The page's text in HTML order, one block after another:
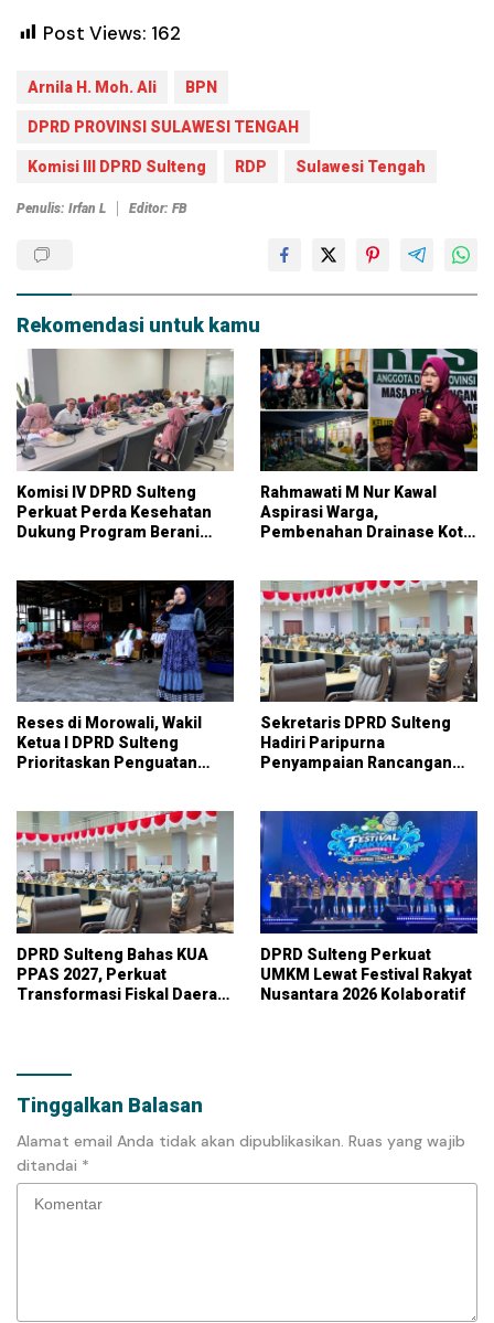
Post Views: 162
Arnila H. Moh. Ali BPN
DPRD PROVINSI SULAWESI TENGAH
Komisi III DPRD Sulteng RDP Sulawesi Tengah
Penulis: Irfan L Editor: FB
Rekomendasi untuk kamu
Komisi IV DPRD Sulteng
Perkuat Perda Kesehatan
Dukung Program Berani
Rahmawati M Nur Kawal
Aspirasi Warga,
Pembenahan Drainase Kota
Reses di Morowali, Wakil
Ketua I DPRD Sulteng
Prioritaskan Penguatan
Sekretaris DPRD Sulteng
Hadiri Paripurna
Penyampaian Rancangan
DPRD Sulteng Bahas KUA
PPAS 2027, Perkuat
Transformasi Fiskal Daerah
DPRD Sulteng Perkuat
UMKM Lewat Festival Rakyat
Nusantara 2026 Kolaboratif
Tinggalkan Balasan
Alamat email Anda tidak akan dipublikasikan. Ruas yang wajib
ditandai *